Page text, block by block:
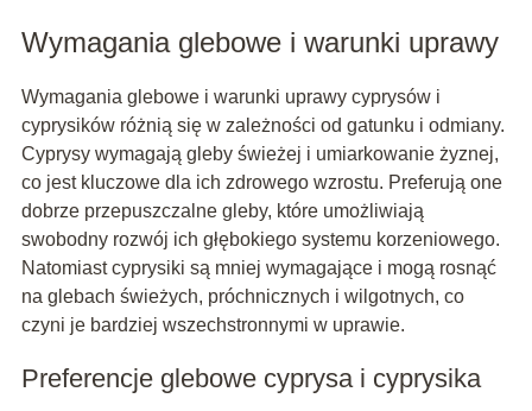
Wymagania glebowe i warunki uprawy
Wymagania glebowe i warunki uprawy cyprysów i
cyprysików różnią się w zależności od gatunku i odmiany.
Cyprysy wymagają gleby świeżej i umiarkowanie żyznej,
co jest kluczowe dla ich zdrowego wzrostu. Preferują one
dobrze przepuszczalne gleby, które umożliwiają
swobodny rozwój ich głębokiego systemu korzeniowego.
Natomiast cyprysiki są mniej wymagające i mogą rosnąć
na glebach świeżych, próchnicznych i wilgotnych, co
czyni je bardziej wszechstronnymi w uprawie.
Preferencje glebowe cyprysa i cyprysika